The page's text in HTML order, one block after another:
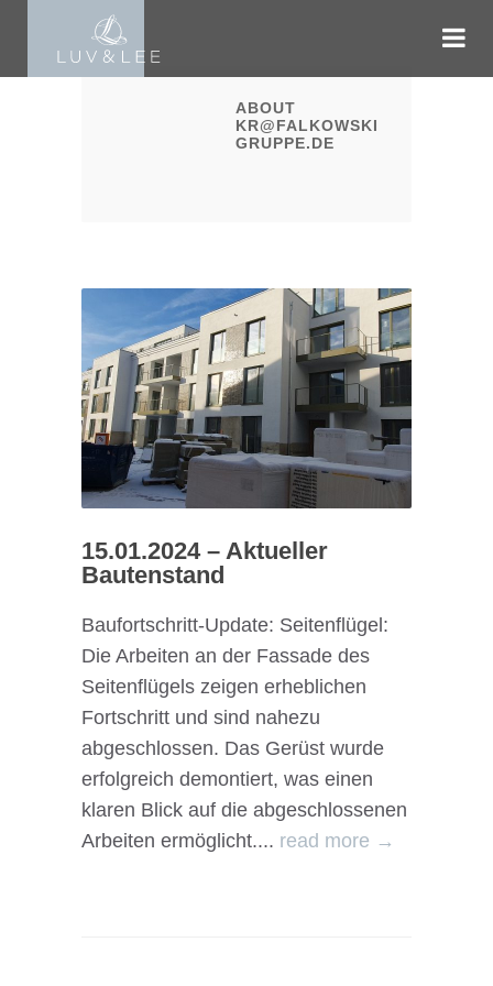
ABOUT
KR@FALKOWSKI-
GRUPPE.DE
15.01.2024 – Aktueller
Bautenstand
Baufortschritt-Update: Seitenflügel:
Die Arbeiten an der Fassade des
Seitenflügels zeigen erheblichen
Fortschritt und sind nahezu
abgeschlossen. Das Gerüst wurde
erfolgreich demontiert, was einen
klaren Blick auf die abgeschlossenen
Arbeiten ermöglicht.... read more →